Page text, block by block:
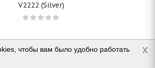
V2222 (Silver)
чтобы вам было удобно работать
x